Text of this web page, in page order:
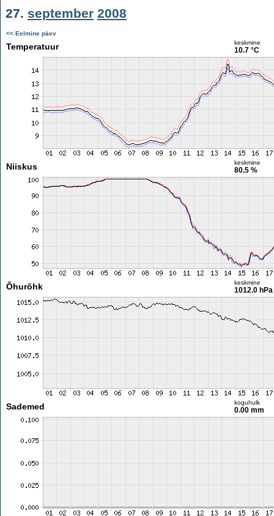
27. september 2008
<< Eelmine päev
Temperatuur keskmine
10.7 °C
Niiskus keskmine
80.5 %
Õhurõhk keskmine
1012.0 hPa
Sademed koguhulk
0.00 mm